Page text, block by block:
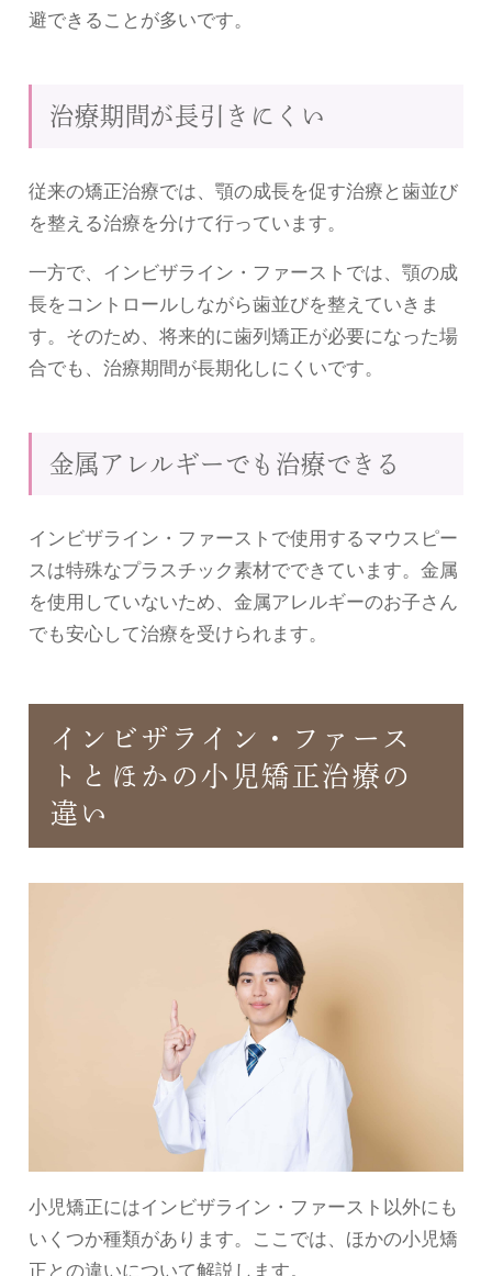
避できることが多いです。
治療期間が長引きにくい
従来の矯正治療では、顎の成長を促す治療と歯並び
を整える治療を分けて行っています。
一方で、インビザライン・ファーストでは、顎の成
長をコントロールしながら歯並びを整えていきま
す。そのため、将来的に歯列矯正が必要になった場
合でも、治療期間が長期化しにくいです。
金属アレルギーでも治療できる
インビザライン・ファーストで使用するマウスピー
スは特殊なプラスチック素材でできています。金属
を使用していないため、金属アレルギーのお子さん
でも安心して治療を受けられます。
インビザライン・ファース
トとほかの小児矯正治療の
違い
小児矯正にはインビザライン・ファースト以外にも
いくつか種類があります。ここでは、ほかの小児矯
正との違いについて解説します。